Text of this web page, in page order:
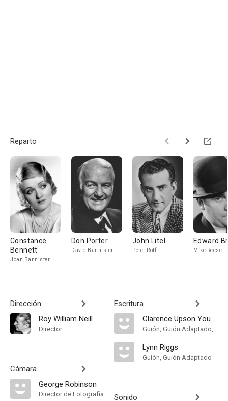
Reparto
Constance
Bennett
Joan Bannister
Don Porter
David Bannister
John Litel
Peter Rolf
Edward
Mike Reese
Dirección
Roy William Neill
Director
Cámara
George Robinson
Director de Fotografía
Escritura
Clarence Upson Young
Guión, Guión Adaptado, Original Story
Lynn Riggs
Guión, Guión Adaptado
Sonido